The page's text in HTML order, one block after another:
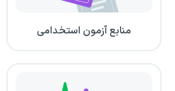
منابع آزمون استخدامی